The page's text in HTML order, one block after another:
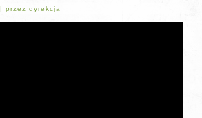
|przez dyrekcja